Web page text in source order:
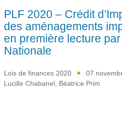
PLF 2020 – Crédit
des aménagements
en première lecture
Nationale
Lois de finances 2020
07
Lucille Chabanel, Béatrice Prim